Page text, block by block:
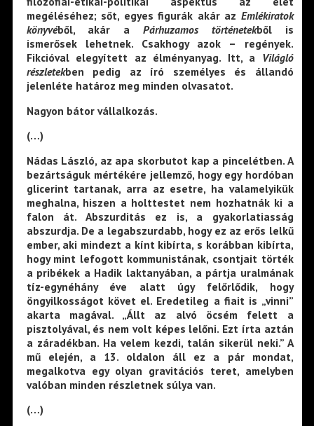
megéléséhez; sőt, egyes figurák akár az Emlékiratok
könyvéből, akár aPárhuzamos történetekből is
ismerősek lehetnek. Csakhogy azok – regények.
Fikcióval elegyített az élményanyag. Itt, a Világló
részletekben pedig az író személyes és állandó
jelenléte határoz meg minden olvasatot.
Nagyon bátor vállalkozás.
(…)
Nádas László, az apa skorbutot kap a pincelétben. A
bezártságuk mértékére jellemző, hogy egy hordóban
glicerint tartanak, arra az esetre, ha valamelyikük
meghalna, hiszen a holttestet nem hozhatnák ki a
falon át. Abszurditás ez is, a gyakorlatiasság
abszurdja. De a legabszurdabb, hogy ez az erős lelkű
ember, aki mindezt a kínt kibírta, s korábban kibírta,
hogy mint lefogott kommunistának, csontjait törték
a pribékek a Hadik laktanyában, a pártja uralmának
tíz-egynéhány éve alatt úgy felőrlődik, hogy
öngyilkosságot követ el. Eredetileg a fiait is „vinni”
akarta magával. „Állt az alvó öcsém felett a
pisztolyával, és nem volt képes lelőni. Ezt írta aztán
a záradékban. Ha velem kezdi, talán sikerül neki.” A
mű elején, a 13. oldalon áll ez a pár mondat,
megalkotva egy olyan gravitációs teret, amelyben
valóban minden részletnek súlya van.
(…)